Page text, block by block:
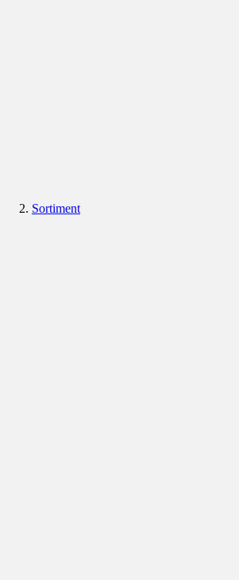
Sortiment